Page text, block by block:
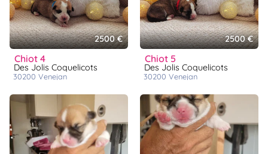
2500 €
chiot 4
Des Jolis Coquelicots
30200 venejan
2500 €
chiot 5
Des Jolis Coquelicots
30200 venejan